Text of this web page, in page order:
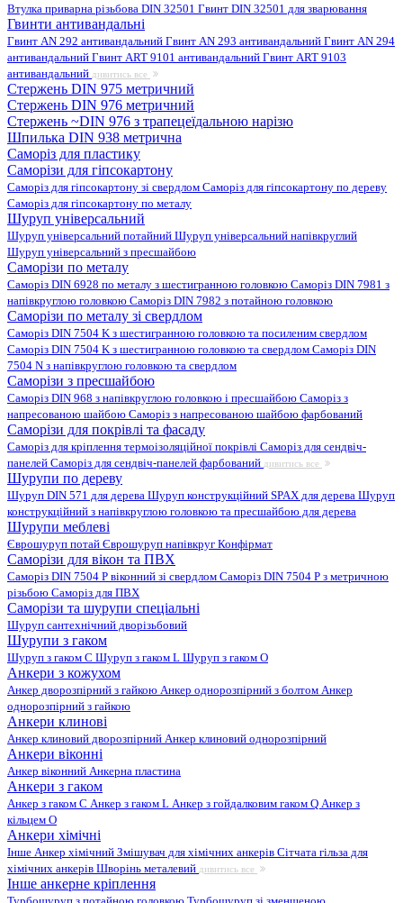
Втулка приварна різьбова DIN 32501 Гвинт DIN 32501 для зварювання
Гвинти антивандальні
Гвинт AN 292 антивандальний Гвинт AN 293 антивандальний Гвинт AN 294
антивандальний Гвинт ART 9101 антивандальний Гвинт ART 9103
антивандальний дивитись все
Стержень DIN 975 метричний
Стержень DIN 976 метричний
Стержень ~DIN 976 з трапецеїдальною нарізю
Шпилька DIN 938 метрична
Саморіз для пластику
Саморізи для гіпсокартону
Саморіз для гіпсокартону зі свердлом Саморіз для гіпсокартону по дереву
Саморіз для гіпсокартону по металу
Шуруп універсальний
Шуруп універсальний потайний Шуруп універсальний напівкруглий
Шуруп універсальний з пресшайбою
Саморізи по металу
Саморіз DIN 6928 по металу з шестигранною головкою Саморіз DIN 7981 з
напівкруглою головкою Саморіз DIN 7982 з потайною головкою
Саморізи по металу зі свердлом
Саморіз DIN 7504 K з шестигранною головкою та посиленим свердлом
Саморіз DIN 7504 K з шестигранною головкою та свердлом Саморіз DIN
7504 N з напівкруглою головкою та свердлом
Саморізи з пресшайбою
Саморіз DIN 968 з напівкруглою головкою і пресшайбою Саморіз з
напресованою шайбою Саморіз з напресованою шайбою фарбований
Саморізи для покрівлі та фасаду
Саморіз для кріплення термоізоляційної покрівлі Саморіз для сендвіч-
панелей Саморіз для сендвіч-панелей фарбований дивитись все
Шурупи по дереву
Шуруп DIN 571 для дерева Шуруп конструкційний SPAX для дерева Шуруп
конструкційний з напівкруглою головкою та пресшайбою для дерева
Шурупи меблеві
Єврошуруп потай Єврошуруп напівкруг Конфірмат
Саморізи для вікон та ПВХ
Саморіз DIN 7504 P віконний зі свердлом Саморіз DIN 7504 P з метричною
різьбою Саморіз для ПВХ
Саморізи та шурупи спеціальні
Шуруп сантехнічний дворізьбовий
Шурупи з гаком
Шуруп з гаком C Шуруп з гаком L Шуруп з гаком O
Анкери з кожухом
Анкер дворозпірний з гайкою Анкер однорозпірний з болтом Анкер
однорозпірний з гайкою
Анкери клинові
Анкер клиновий дворозпірний Анкер клиновий однорозпірний
Анкери віконні
Анкер віконний Анкерна пластина
Анкери з гаком
Анкер з гаком C Анкер з гаком L Анкер з гойдалковим гаком Q Анкер з
кільцем O
Анкери хімічні
Інше Анкер хімічний Змішувач для хімічних анкерів Сітчата гільза для
хімічних анкерів Шворінь металевий дивитись все
Інше анкерне кріплення